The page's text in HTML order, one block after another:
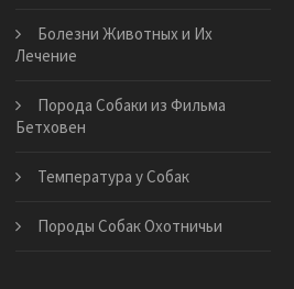
Болезни Животных и Их
Лечение
Порода Собаки из Фильма
Бетховен
Температура у Собак
Породы Собак Охотничьи